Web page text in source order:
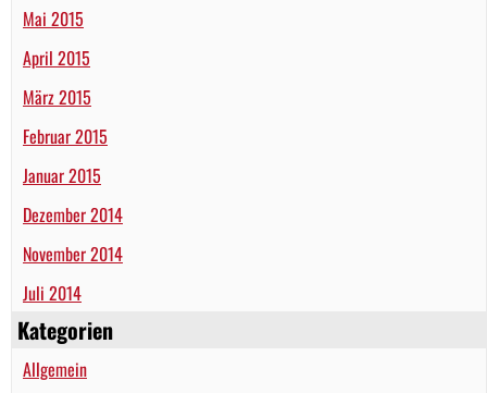
Mai 2015
April 2015
März 2015
Februar 2015
Januar 2015
Dezember 2014
November 2014
Juli 2014
Kategorien
Allgemein